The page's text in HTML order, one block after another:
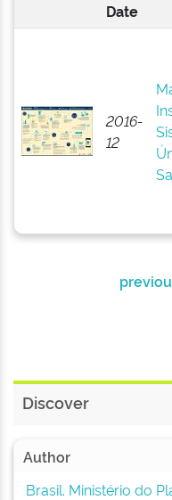
Date
2016-
12
Discover
Author
Brasil. Ministério do